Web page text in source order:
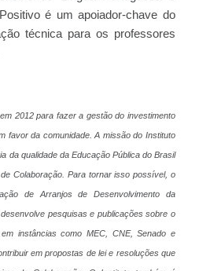
é um apoiador-chave do
técnica para os professores
2012 para fazer a gestão do investimento
favor da comunidade. A missão do Instituto
da qualidade da Educação Pública do Brasil
Colaboração. Para tornar isso possível, o
de Arranjos de Desenvolvimento da
pesquisas e publicações sobre o
instâncias como MEC, CNE, Senado e
em propostas de lei e resoluções que